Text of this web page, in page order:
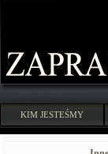
KIM JESTEŚMY